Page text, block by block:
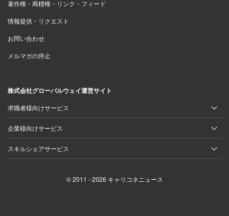
著作権・商標権・リンク・フィード
情報提供・リクエスト
お問い合わせ
メルマガの停止
株式会社グローバルウェイ運営サイト
求職者様向けサービス
企業様向けサービス
スキルシェアサービス
© 2011 - 2026 キャリコネニュース